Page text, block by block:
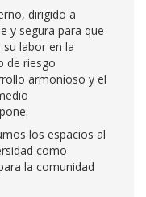
dirigido a
y segura para que
labor en la
de riesgo
armonioso y el
los espacios al
como
la comunidad